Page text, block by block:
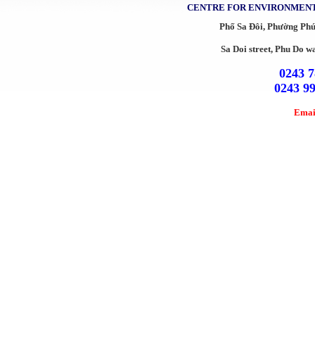
CENTRE FOR
Phố Sa Đôi, Phường
Sa Doi street, Phu Do
0243
0243